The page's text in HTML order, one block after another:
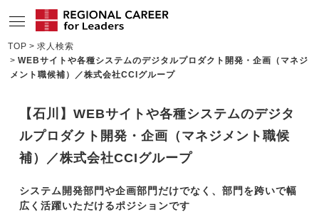
サービスの特長
企業TOPインタビュー
コンサルタント情報
TOP
求人検索
WEBサイトや各種システムのデジタルプロダクト開発・企画（マネジ
メント職候補）／株式会社CCIグループ
【石川】WEBサイトや各種システムのデジタ
ルプロダクト開発・企画（マネジメント職候
補）／株式会社CCIグループ
システム開発部門や企画部門だけでなく、部門を跨いで幅
広く活躍いただけるポジションです